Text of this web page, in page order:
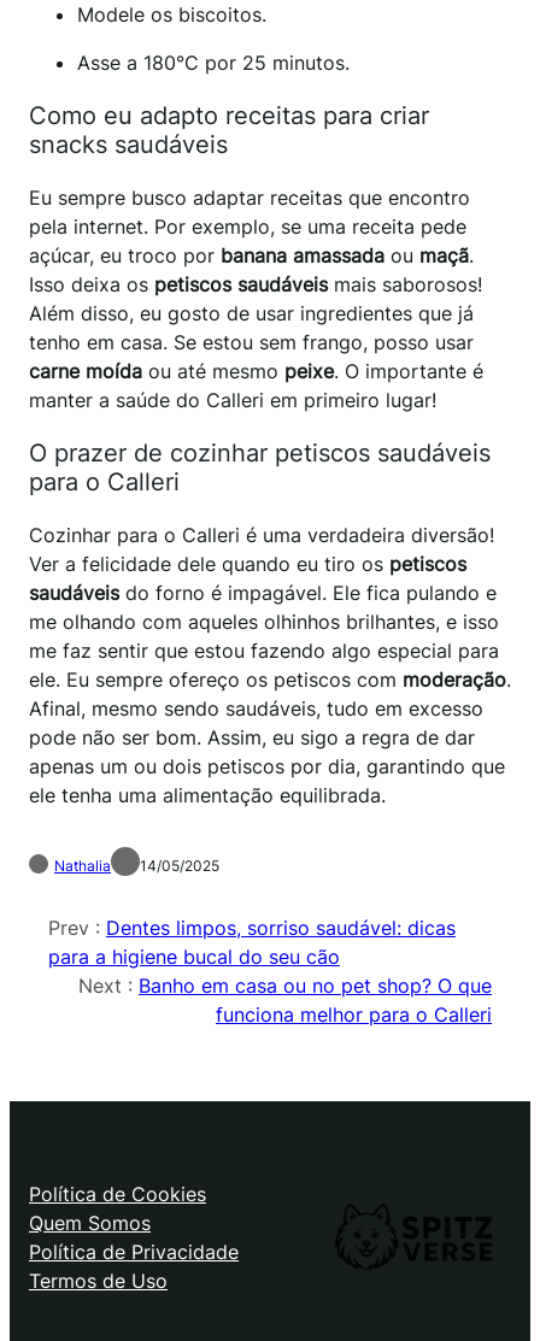
Modele os biscoitos.
Asse a 180°C por 25 minutos.
Como eu adapto receitas para criar
snacks saudáveis
Eu sempre busco adaptar receitas que encontro
pela internet. Por exemplo, se uma receita pede
açúcar, eu troco por banana amassada ou maçã.
Isso deixa os petiscos saudáveismais saborosos!
Além disso, eu gosto de usar ingredientes que já
tenho em casa. Se estou sem frango, posso usar
carne moída ou até mesmo peixe. O importante é
manter a saúde do Calleri em primeiro lugar!
O prazer de cozinhar petiscos saudáveis
para o Calleri
Cozinhar para o Calleri é uma verdadeira diversão!
Ver a felicidade dele quando eu tiro os petiscos
saudáveisdo forno é impagável. Ele fica pulando e
me olhando com aqueles olhinhos brilhantes, e isso
me faz sentir que estou fazendo algo especial para
ele. Eu sempre ofereço os petiscos com moderação.
Afinal, mesmo sendo saudáveis, tudo em excesso
pode não ser bom. Assim, eu sigo a regra de dar
apenas um ou dois petiscos por dia, garantindo que
ele tenha uma alimentação equilibrada.
Nathalia 14/05/2025
Prev : Dentes limpos, sorriso saudável: dicas
para a higiene bucal do seu cão
Next : Banho em casa ou no pet shop? O que
funciona melhor para o Calleri
Política de Cookies
Quem Somos
Política de Privacidade
Termos de Uso